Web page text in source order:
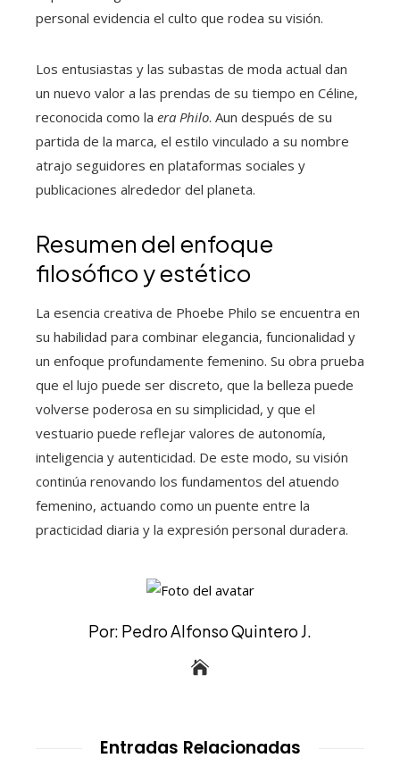
personal evidencia el culto que rodea su visión.
Los entusiastas y las subastas de moda actual dan
un nuevo valor a las prendas de su tiempo en Céline,
reconocida como la era Philo. Aun después de su
partida de la marca, el estilo vinculado a su nombre
atrajo seguidores en plataformas sociales y
publicaciones alrededor del planeta.
Resumen del enfoque
filosófico y estético
La esencia creativa de Phoebe Philo se encuentra en
su habilidad para combinar elegancia, funcionalidad y
un enfoque profundamente femenino. Su obra prueba
que el lujo puede ser discreto, que la belleza puede
volverse poderosa en su simplicidad, y que el
vestuario puede reflejar valores de autonomía,
inteligencia y autenticidad. De este modo, su visión
continúa renovando los fundamentos del atuendo
femenino, actuando como un puente entre la
practicidad diaria y la expresión personal duradera.
Por: Pedro Alfonso Quintero J.
Entradas Relacionadas